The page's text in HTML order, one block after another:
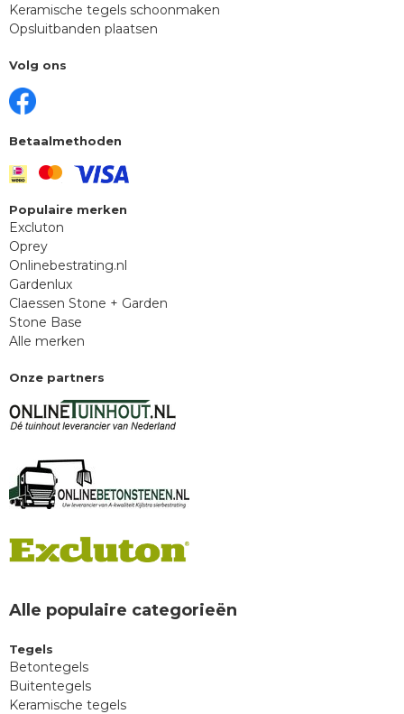
Keramische tegels schoonmaken
Opsluitbanden plaatsen
Volg ons
Betaalmethoden
Populaire merken
Excluton
Oprey
Onlinebestrating.nl
Gardenlux
Claessen Stone + Garden
Stone Base
Alle merken
Onze partners
Alle populaire categorieën
Tegels
Betontegels
Buitentegels
Keramische tegels